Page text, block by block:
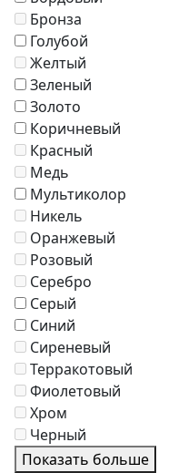
Зонты
Журнальные
Диваны
Аксессуары
Бронза
Голубой
Желтый
Зеленый
Золото
Коричневый
Красный
Медь
Мультиколор
Никель
Оранжевый
Розовый
Серебро
Серый
Синий
Сиреневый
Терракотовый
Фиолетовый
Хром
Черный
Показать больше